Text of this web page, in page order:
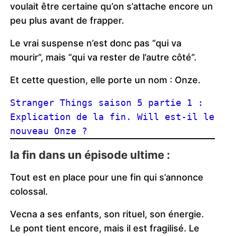
voulait être certaine qu’on s’attache encore un
peu plus avant de frapper.
Le vrai suspense n’est donc pas “qui va
mourir”, mais “qui va rester de l’autre côté”.
Et cette question, elle porte un nom : Onze.
Stranger Things saison 5 partie 1 :
Explication de la fin. Will est-il le
nouveau Onze ?
la fin dans un épisode ultime :
Tout est en place pour une fin qui s’annonce
colossal.
Vecna a ses enfants, son rituel, son énergie.
Le pont tient encore, mais il est fragilisé. Le